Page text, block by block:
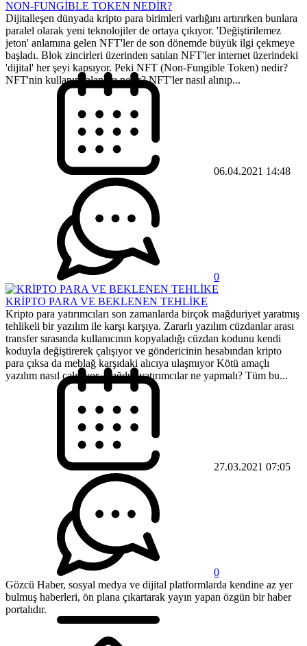
NON-FUNGİBLE TOKEN NEDİR?
Dijitalleşen dünyada kripto para birimleri varlığını artırırken bunlara
paralel olarak yeni teknolojiler de ortaya çıkıyor. 'Değiştirilemez
jeton' anlamına gelen NFT'ler de son dönemde büyük ilgi çekmeye
başladı. Blok zincirleri üzerinden satılan NFT'ler internet üzerindeki
'dijital' her şeyi kapsıyor. Peki NFT (Non-Fungible Token) nedir?
NFT'nin kullanım alanları neler? NFT'ler nasıl alınıp...
06.04.2021 14:48
0
KRİPTO PARA VE BEKLENEN TEHLİKE
Kripto para yatırımcıları son zamanlarda birçok mağduriyet yaratmış
tehlikeli bir yazılım ile karşı karşıya. Zararlı yazılım cüzdanlar arası
transfer sırasında kullanıcının kopyaladığı cüzdan kodunu kendi
koduyla değiştirerek çalışıyor ve göndericinin hesabından kripto
para çıksa da meblağ karşıdaki alıcıya ulaşmıyor Kötü amaçlı
yazılım nasıl çalışıyor, mağdur yatırımcılar ne yapmalı? Tüm bu...
27.03.2021 07:05
0
Gözcü Haber, sosyal medya ve dijital platformlarda kendine az yer
bulmuş haberleri, ön plana çıkartarak yayın yapan özgün bir haber
portalıdır.